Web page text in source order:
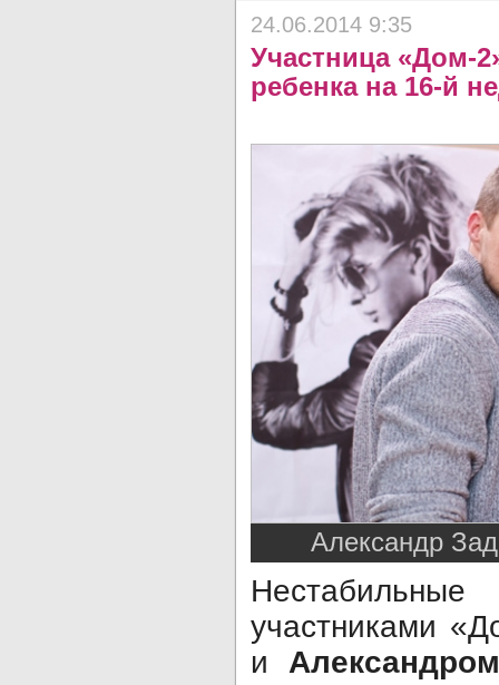
24.06.2014 9:35
Участница «Дом-
ребенка на 16-й
Александр
участниками
и